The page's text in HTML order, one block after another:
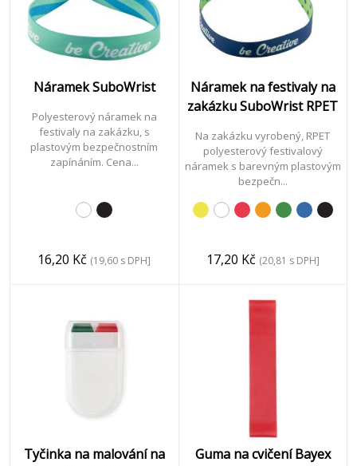
Náramek SuboWrist
Polyesterový náramek na
festivaly na zakázku, s
plastovým bezpečnostním
zapínáním. Cena...
16,20 Kč (19,60 s DPH]
Náramek na festivaly na
zakázku SuboWrist RPET
Na zakázku vyrobený, RPET
polyesterový festivalový
náramek s barevným plastovým
bezpečn...
17,20 Kč (20,81 s DPH]
Tyčinka na malování na
Guma na cvičení Bayex